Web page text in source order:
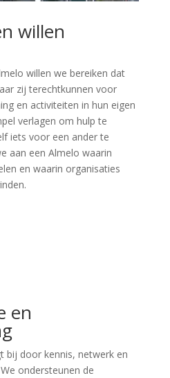
willen
willen we bereiken dat
zij terechtkunnen voor
en activiteiten in hun eigen
verlagen om hulp te
iets voor een ander te
aan een Almelo waarin
en waarin organisaties
en
bij door kennis, netwerk en
ondersteunen de